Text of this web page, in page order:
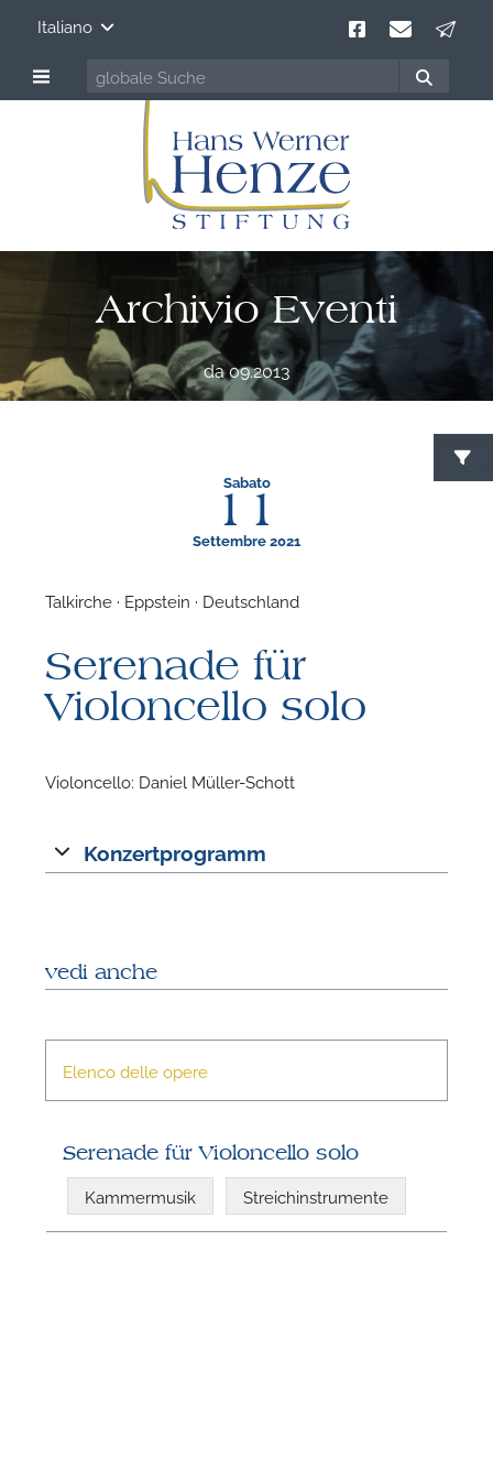
Italiano
Archivio Eventi
da 09.2013
Sabato
11
Settembre 2021
Talkirche · Eppstein · Deutschland
Serenade für
Violoncello solo
Violoncello: Daniel Müller-Schott
Konzertprogramm
vedi anche
Elenco delle opere
Serenade für Violoncello solo
Kammermusik Streichinstrumente